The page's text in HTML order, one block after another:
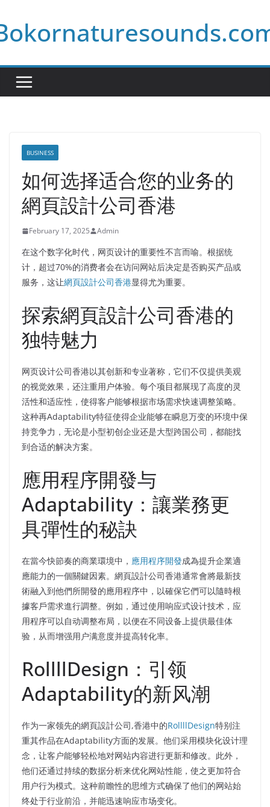
to
content
BUSINESS
如何选择适合您的业务的
網頁設計公司香港
February 17, 2025 Admin
在这个数字化时代，网页设计的重要性不言而喻。根据统
计，超过70%的消费者会在访问网站后决定是否购买产品或
服务，这让網頁設計公司香港显得尤为重要。
探索網頁設計公司香港的
独特魅力
网页设计公司香港以其创新和专业著称，它们不仅提供美观
的视觉效果，还注重用户体验。每个项目都展现了高度的灵
活性和适应性，使得客户能够根据市场需求快速调整策略。
这种再Adaptability特征使得企业能够在瞬息万变的环境中保
持竞争力，无论是小型初创企业还是大型跨国公司，都能找
到合适的解决方案。
應用程序開發与
Adaptability：讓業務更
具彈性的秘訣
在當今快節奏的商業環境中， 應用程序開發成為提升企業適
應能力的一個關鍵因素。網頁設計公司香港通常會將最新技
術融入到他們所開發的應用程序中，以確保它們可以隨時根
據客戶需求進行調整。例如，通过使用响应式设计技术，应
用程序可以自动调整布局，以便在不同设备上提供最佳体
验，从而增强用户满意度并提高转化率。
RollllDesign：引领
Adaptability的新风潮
作为一家领先的網頁設計公司,香港中的RollllDesign特别注
重其作品在Adaptability方面的发展。他们采用模块化设计理
念，让客户能够轻松地对网站内容进行更新和修改。此外，
他们还通过持续的数据分析来优化网站性能，使之更加符合
用户行为模式。这种前瞻性的思维方式确保了他们的网站始
终处于行业前沿，并能迅速响应市场变化。